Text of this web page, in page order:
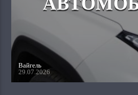
Вайгель
29.07.2026